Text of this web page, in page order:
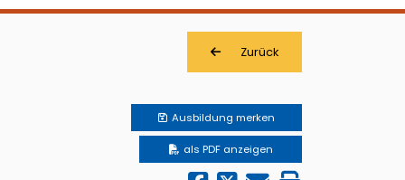
Zurück
Ausbildung merken
als PDF anzeigen